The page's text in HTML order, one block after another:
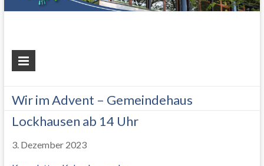
Wir im Advent – Gemeindehaus
Lockhausen ab 14 Uhr
3. Dezember 2023